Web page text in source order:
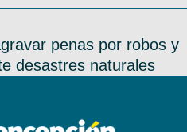
penas por robos y
desastres naturales